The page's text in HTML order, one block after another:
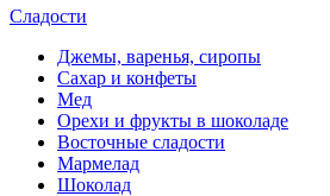
Сладости
Джемы, варенья, сиропы
Сахар и конфеты
Мед
Орехи и фрукты в шоколаде
Восточные сладости
Мармелад
Шоколад